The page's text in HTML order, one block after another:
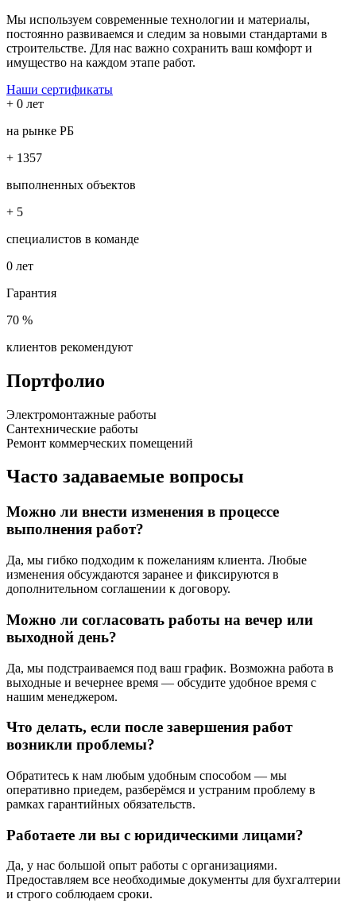
Мы используем современные технологии и материалы,
постоянно развиваемся и следим за новыми стандартами в
строительстве. Для нас важно сохранить ваш комфорт и
имущество на каждом этапе работ.
Наши сертификаты
+ 0 лет
на рынке РБ
+ 1357
выполненных объектов
+ 5
специалистов в команде
0 лет
Гарантия
70 %
клиентов рекомендуют
Портфолио
Электромонтажные работы
Сантехнические работы
Ремонт коммерческих помещений
Часто задаваемые вопросы
Можно ли внести изменения в процессе
выполнения работ?
Да, мы гибко подходим к пожеланиям клиента. Любые
изменения обсуждаются заранее и фиксируются в
дополнительном соглашении к договору.
Можно ли согласовать работы на вечер или
выходной день?
Да, мы подстраиваемся под ваш график. Возможна работа в
выходные и вечернее время — обсудите удобное время с
нашим менеджером.
Что делать, если после завершения работ
возникли проблемы?
Обратитесь к нам любым удобным способом — мы
оперативно приедем, разберёмся и устраним проблему в
рамках гарантийных обязательств.
Работаете ли вы с юридическими лицами?
Да, у нас большой опыт работы с организациями.
Предоставляем все необходимые документы для бухгалтерии
и строго соблюдаем сроки.